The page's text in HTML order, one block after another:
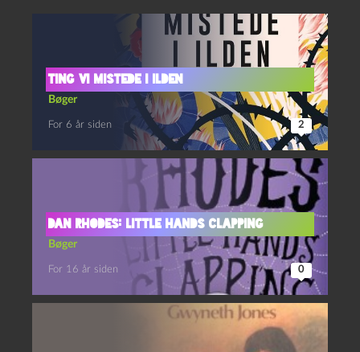
Ting vi mistede i ilden
Bøger
For 6 år siden 2
Dan Rhodes: Little Hands Clapping
Bøger
For 16 år siden 0